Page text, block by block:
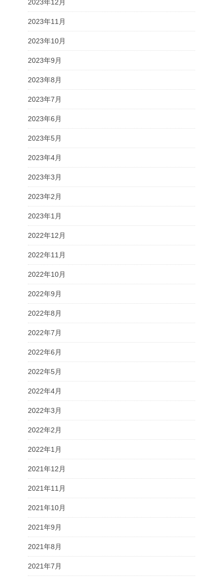
2023年12月
2023年11月
2023年10月
2023年9月
2023年8月
2023年7月
2023年6月
2023年5月
2023年4月
2023年3月
2023年2月
2023年1月
2022年12月
2022年11月
2022年10月
2022年9月
2022年8月
2022年7月
2022年6月
2022年5月
2022年4月
2022年3月
2022年2月
2022年1月
2021年12月
2021年11月
2021年10月
2021年9月
2021年8月
2021年7月